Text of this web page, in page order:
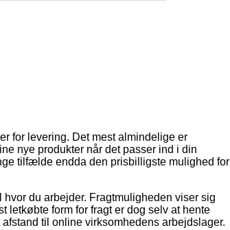
for levering. Det mest almindelige er
nye produkter når det passer ind i din
tilfælde endda den prisbilligste mulighed for
du arbejder. Fragtmuligheden viser sig
letkøbte form for fragt er dog selv at hente
til online virksomhedens arbejdslager.